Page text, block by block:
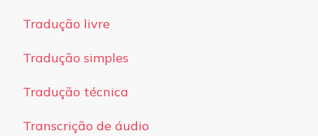
Tradução livre
Tradução simples
Tradução técnica
Transcrição de áudio